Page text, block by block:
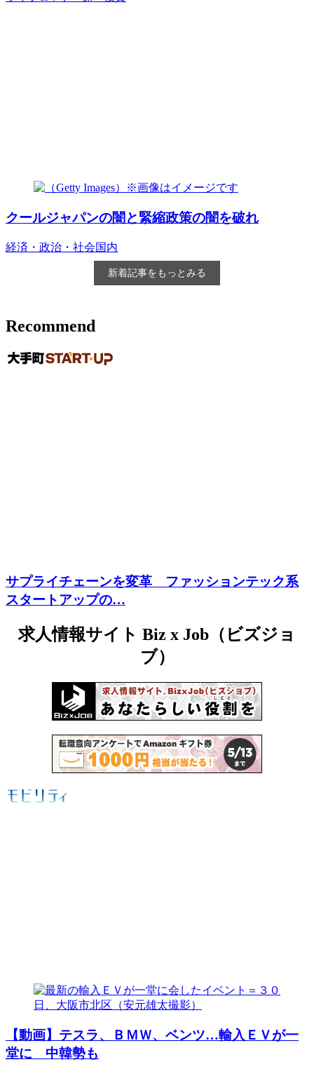
クールジャパンの闇と緊縮政策の闇を破れ
経済・政治・社会国内
新着記事をもっとみる
Recommend
サプライチェーンを変革 ファッションテック系
スタートアップの…
求人情報サイト Biz x Job（ビズジョ
ブ）
【動画】テスラ、ＢＭＷ、ベンツ…輸入ＥＶが一
堂に 中韓勢も